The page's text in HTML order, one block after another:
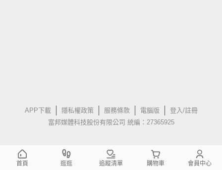
APP下載 隱私權政策 服務條款 電腦版
登入/註冊
富邦媒體科技股份有限公司 統編：27365925
首頁 逛逛 追蹤清單 購物車 會員中心